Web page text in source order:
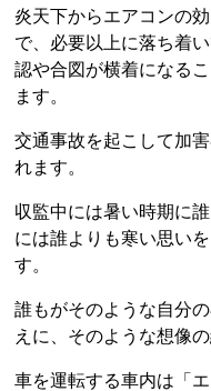
炎天下からエアコンの
で、必要以上に落ち着
認や合図が横着になる
ます。
交通事故を起こして加
れます。
収監中には暑い時期に
には誰よりも寒い思い
す。
誰もがそのような自分
えに、そのような想像
車を運転する車内は「